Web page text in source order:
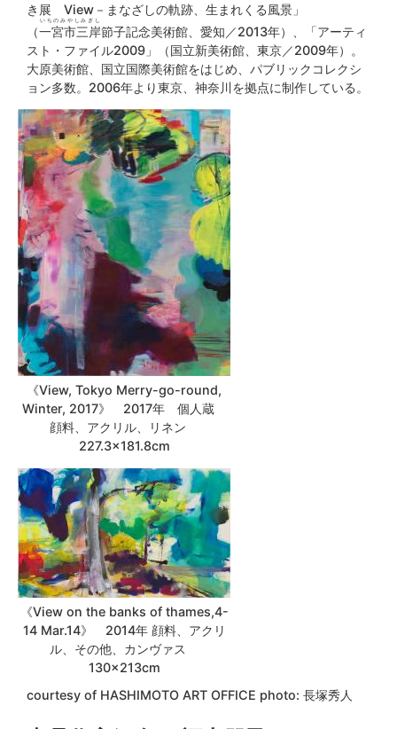
き展 View－まなざしの軌跡、生まれくる風景」
（一宮市三岸
いちのみやしみぎし
節子記念美術館、愛知／2013年）、「アーティ
スト・ファイル2009」（国立新美術館、東京／2009年）。
大原美術館、国立国際美術館をはじめ、パブリックコレクシ
ョン多数。2006年より東京、神奈川を拠点に制作している。
《View, Tokyo Merry-go-round,
Winter, 2017》 2017年 個人蔵
顔料、アクリル、リネン
227.3×181.8cm
《View on the banks of thames,4-
14 Mar.14》 2014年 顔料、アクリ
ル、その他、カンヴァス
130×213cm
courtesy of HASHIMOTO ART OFFICE photo: 長塚秀人